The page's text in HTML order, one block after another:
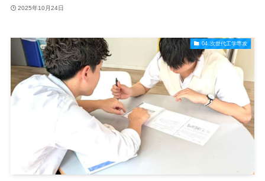
2025年10月24日
04.次世代工学専攻